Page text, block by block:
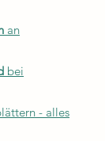
an
bei
- alles